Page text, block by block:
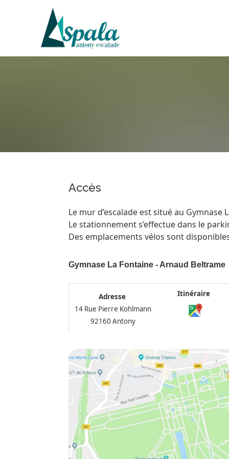
Accès
Le mur d’escalade est situé au Gymnase
Le stationnement s’effectue dans le
Des emplacements vélos sont
Gymnase La Fontaine - Arnaud Beltrame
Adresse
14 Rue Pierre Kohlmann
92160 Antony
Itinéraire